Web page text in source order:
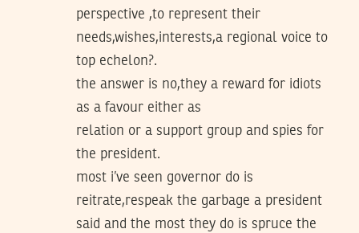
perspective ,to represent their
needs,wishes,interests,a regional voice to
top echelon?.
the answer is no,they a reward for idiots
as a favour either as
relation or a support group and spies for
the president.
most i’ve seen governor do is
reitrate,respeak the garbage a president
said and the most they do is spruce the